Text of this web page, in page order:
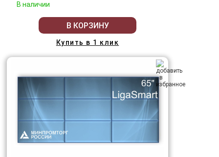
В наличии
В КОРЗИНУ
Купить в 1 клик